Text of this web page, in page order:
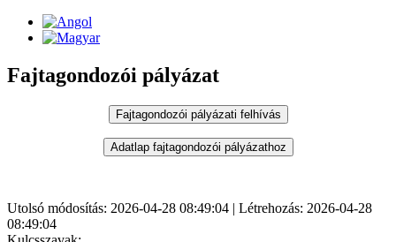
Fajtagondozói pályázat
Utolsó módosítás: 2026-04-28 08:49:04 | Létrehozás: 2026-04-28
08:49:04